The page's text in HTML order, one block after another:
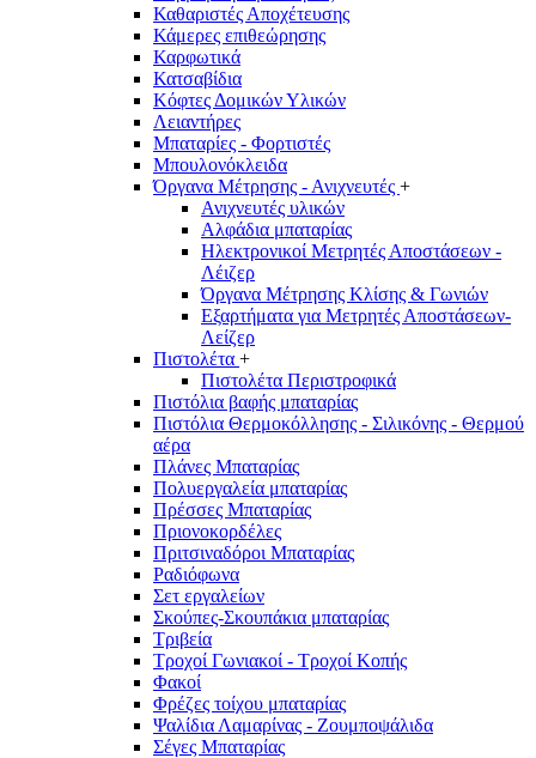
Καθαριστές Αποχέτευσης
Κάμερες επιθεώρησης
Καρφωτικά
Κατσαβίδια
Κόφτες Δομικών Υλικών
Λειαντήρες
Μπαταρίες - Φορτιστές
Μπουλονόκλειδα
Όργανα Μέτρησης - Ανιχνευτές +
Ανιχνευτές υλικών
Αλφάδια μπαταρίας
Ηλεκτρονικοί Μετρητές Αποστάσεων -
Λέιζερ
Όργανα Μέτρησης Κλίσης & Γωνιών
Εξαρτήματα για Μετρητές Αποστάσεων-
Λείζερ
Πιστολέτα +
Πιστολέτα Περιστροφικά
Πιστόλια βαφής μπαταρίας
Πιστόλια Θερμοκόλλησης - Σιλικόνης - Θερμού
αέρα
Πλάνες Μπαταρίας
Πολυεργαλεία μπαταρίας
Πρέσσες Μπαταρίας
Πριονοκορδέλες
Πριτσιναδόροι Μπαταρίας
Ραδιόφωνα
Σετ εργαλείων
Σκούπες-Σκουπάκια μπαταρίας
Τριβεία
Τροχοί Γωνιακοί - Τροχοί Κοπής
Φακοί
Φρέζες τοίχου μπαταρίας
Ψαλίδια Λαμαρίνας - Ζουμποψάλιδα
Σέγες Μπαταρίας